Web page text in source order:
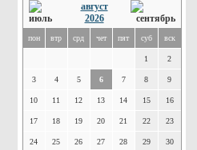
август
2026
пон втр срд чет пят суб вск
1 2
3 4 5 6 7 8 9
10 11 12 13 14 15 16
17 18 19 20 21 22 23
24 25 26 27 28 29 30